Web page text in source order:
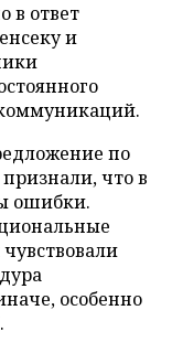
в ответ
и
по
что в
ошибки.
особенно